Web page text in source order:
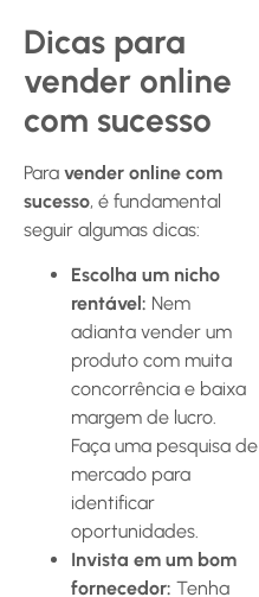
Dicas para
vender online
com sucesso
Para vender online com
sucesso, é fundamental
seguir algumas dicas:
Escolha um nicho
rentável: Nem
adianta vender um
produto com muita
concorrência e baixa
margem de lucro.
Faça uma pesquisa de
mercado para
identificar
oportunidades.
Invista em um bom
fornecedor: Tenha